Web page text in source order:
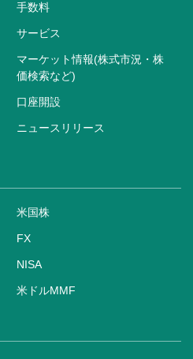
手数料
サービス
マーケット情報(株式市況・株
価検索など)
口座開設
ニュースリリース
米国株
FX
NISA
米ドルMMF